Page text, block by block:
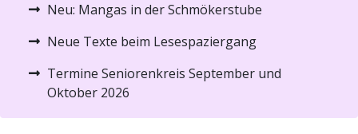
Neu: Mangas in der Schmökerstube
Neue Texte beim Lesespaziergang
Termine Seniorenkreis September und
Oktober 2026